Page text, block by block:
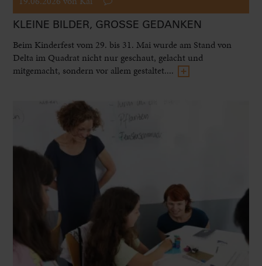
KLEINE BILDER, GROSSE GEDANKEN
Beim Kinderfest vom 29. bis 31. Mai wurde am Stand von
Delta im Quadrat nicht nur geschaut, gelacht und
mitgemacht, sondern vor allem gestaltet....